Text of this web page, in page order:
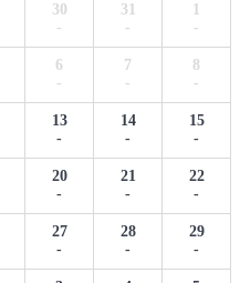
30
-
31
-
1
-
6
-
7
-
8
-
13
-
14
-
15
-
20
-
21
-
22
-
27
-
28
-
29
-